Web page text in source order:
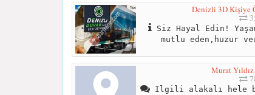
Denizli 3D Kişiye
Siz Hayal Edin!
mutlu eden,huzur
Murat
Ilgili alakalı hele bi